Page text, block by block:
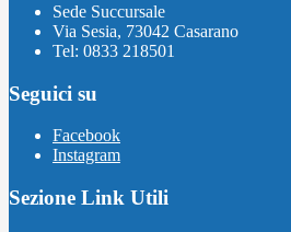
Sede Succursale
Via Sesia, 73042 Casarano
Tel: 0833 218501
Seguici su
Facebook
Instagram
Sezione Link Utili